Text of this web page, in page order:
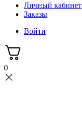
Личный кабинет
Заказы
Войти
0